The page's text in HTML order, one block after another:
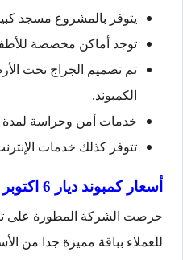
يتوفر بالمشروع مسجد
توجد أماكن مخصصة
تم تصميم الجراج تحت
الكمبوند.
خدمات أمن وحراسة لمدة 24 ساعة.
تتوفر كذلك خدمات
أسعار كمبوند ديار 6 اكتوبر
للعملاء بباقة مميزة جدا من